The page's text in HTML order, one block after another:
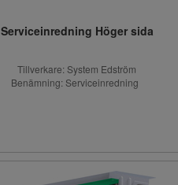
Serviceinredning Höger sida
Tillverkare: System Edström
Benämning: Serviceinredning